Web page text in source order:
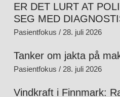
ER DET LURT AT
SEG MED
Pasientfokus 28. juli 2026
Tanker om jakta på
Pasientfokus 28. juli 2026
Vindkraft i Finnmark: